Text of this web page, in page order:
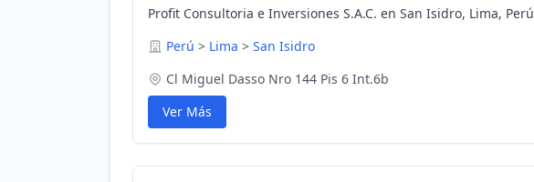
Profit Consultoria e Inversiones S.A.C. en San Isidro, Lima, Perú
Perú > Lima > San Isidro
Cl Miguel Dasso Nro 144 Pis 6 Int.6b
Ver Más